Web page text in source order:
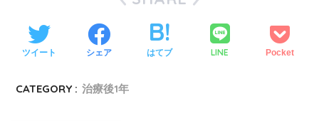
ツイート シェア はてブ LINE Pocket
CATEGORY : 治療後1年